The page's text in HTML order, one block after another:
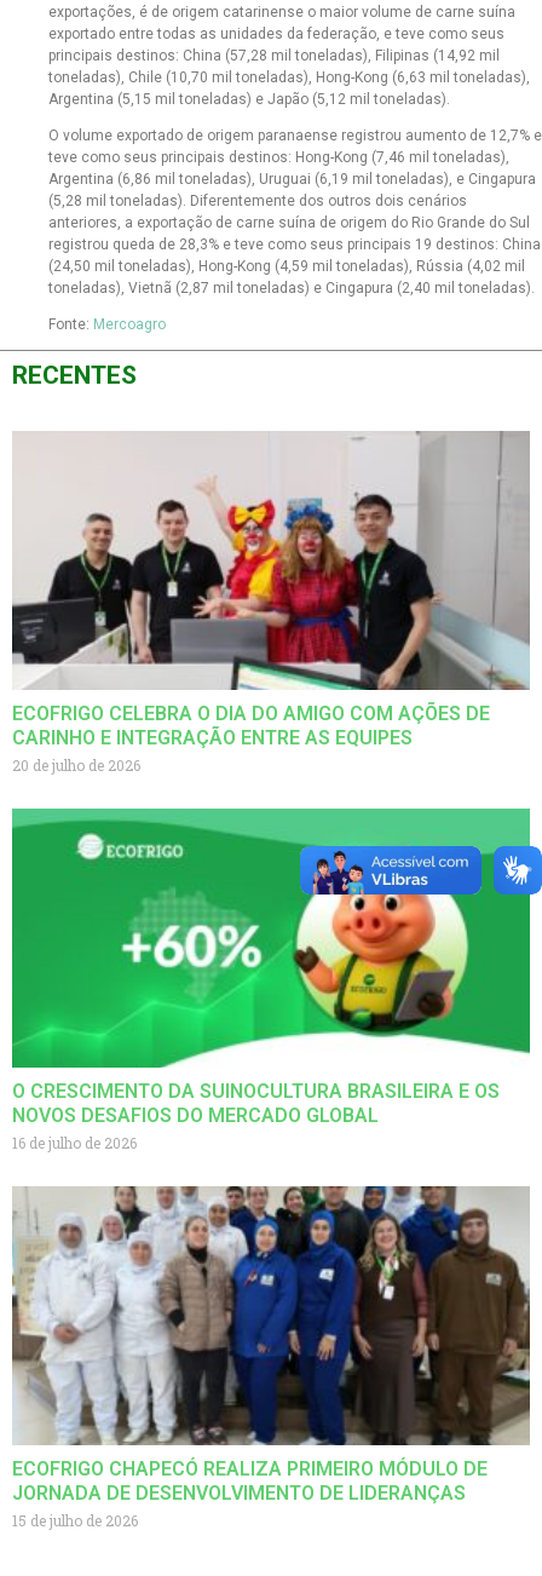
exportações, é de origem catarinense o maior volume de carne suína
exportado entre todas as unidades da federação, e teve como seus
principais destinos: China (57,28 mil toneladas), Filipinas (14,92 mil
toneladas), Chile (10,70 mil toneladas), Hong-Kong (6,63 mil toneladas),
Argentina (5,15 mil toneladas) e Japão (5,12 mil toneladas).
O volume exportado de origem paranaense registrou aumento de 12,7% e
teve como seus principais destinos: Hong-Kong (7,46 mil toneladas),
Argentina (6,86 mil toneladas), Uruguai (6,19 mil toneladas), e Cingapura
(5,28 mil toneladas). Diferentemente dos outros dois cenários
anteriores, a exportação de carne suína de origem do Rio Grande do Sul
registrou queda de 28,3% e teve como seus principais 19 destinos: China
(24,50 mil toneladas), Hong-Kong (4,59 mil toneladas), Rússia (4,02 mil
toneladas), Vietnã (2,87 mil toneladas) e Cingapura (2,40 mil toneladas).
Fonte: Mercoagro
RECENTES
ECOFRIGO CELEBRA O DIA DO AMIGO COM AÇÕES DE
CARINHO E INTEGRAÇÃO ENTRE AS EQUIPES
20 de julho de 2026
O CRESCIMENTO DA SUINOCULTURA BRASILEIRA E OS
NOVOS DESAFIOS DO MERCADO GLOBAL
16 de julho de 2026
ECOFRIGO CHAPECÓ REALIZA PRIMEIRO MÓDULO DE
JORNADA DE DESENVOLVIMENTO DE LIDERANÇAS
15 de julho de 2026